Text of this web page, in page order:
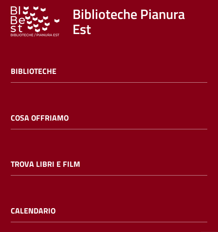
Calendario
Bambini
E
l
i
Biblioteche Pianura
Est
BIBLIOTECHE
COSA OFFRIAMO
TROVA LIBRI E FILM
CALENDARIO